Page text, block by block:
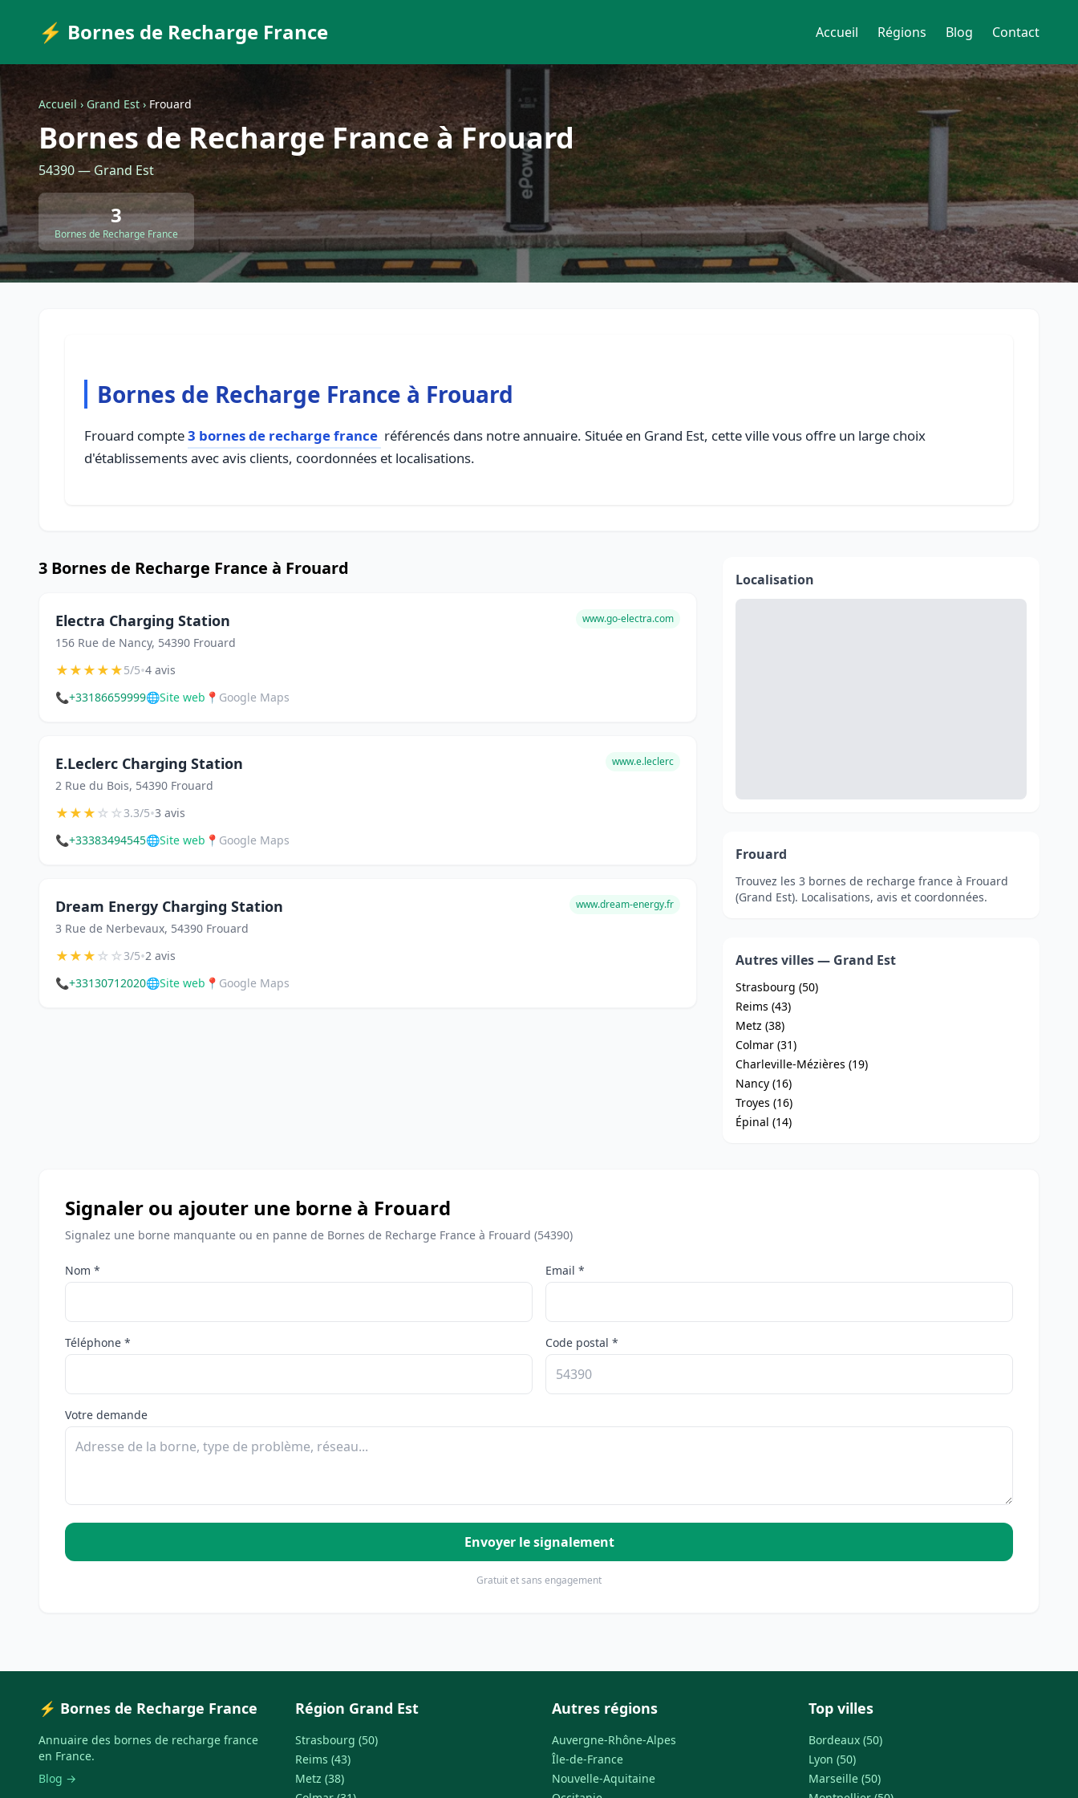
⚡ Bornes de Recharge France Accueil Régions Blog Contact
Accueil › Grand Est › Frouard
Bornes de Recharge France à Frouard
54390 — Grand Est
3
Bornes de Recharge France
Bornes de Recharge France à Frouard
Frouard compte3 bornes de recharge france référencés dans notre annuaire. Située en Grand Est, cette ville vous offre un large choix
d'établissements avec avis clients, coordonnées et localisations.
3 Bornes de Recharge France à Frouard
Electra Charging Station
156 Rue de Nancy, 54390 Frouard
www.go-electra.com
★★★★★5/5•4 avis
📞+33186659999🌐Site web 📍 Google Maps
E.Leclerc Charging Station
2 Rue du Bois, 54390 Frouard
www.e.leclerc
★★★☆☆3.3/5•3 avis
📞+33383494545🌐Site web 📍 Google Maps
Dream Energy Charging Station
3 Rue de Nerbevaux, 54390 Frouard
www.dream-energy.fr
★★★☆☆3/5•2 avis
📞+33130712020🌐Site web 📍 Google Maps
Localisation
Frouard
Trouvez les 3 bornes de recharge france à Frouard
(Grand Est). Localisations, avis et coordonnées.
Autres villes — Grand Est
Strasbourg (50)
Reims (43)
Metz (38)
Colmar (31)
Charleville-Mézières (19)
Nancy (16)
Troyes (16)
Épinal (14)
Signaler ou ajouter une borne à Frouard
Signalez une borne manquante ou en panne de Bornes de Recharge France à Frouard (54390)
Nom * Email *
Téléphone * Code postal *
Votre demande
Envoyer le signalement
Gratuit et sans engagement
⚡ Bornes de Recharge France
Annuaire des bornes de recharge france
en France.
Blog →
Région Grand Est
Strasbourg (50)
Reims (43)
Metz (38)
Autres régions
Auvergne-Rhône-Alpes
Île-de-France
Nouvelle-Aquitaine
Top villes
Bordeaux (50)
Lyon (50)
Marseille (50)